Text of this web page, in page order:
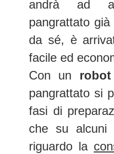
andrà ad
pangrattato
da sé, è
facile ed
Con un
pangrattato si
fasi di
che su alcuni
riguardo la